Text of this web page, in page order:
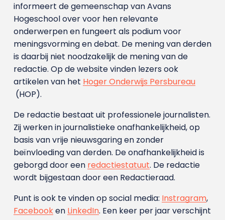
informeert de gemeenschap van Avans
Hogeschool over voor hen relevante
onderwerpen en fungeert als podium voor
meningsvorming en debat. De mening van derden
is daarbij niet noodzakelijk de mening van de
redactie. Op de website vinden lezers ook
artikelen van het Hoger Onderwijs Persbureau
(HOP).
De redactie bestaat uit professionele journalisten.
Zij werken in journalistieke onafhankelijkheid, op
basis van vrije nieuwsgaring en zonder
beïnvloeding van derden. De onafhankelijkheid is
geborgd door een redactiestatuut. De redactie
wordt bijgestaan door een Redactieraad.
Punt is ook te vinden op social media: Instragram,
Facebooken LinkedIn. Een keer per jaar verschijnt